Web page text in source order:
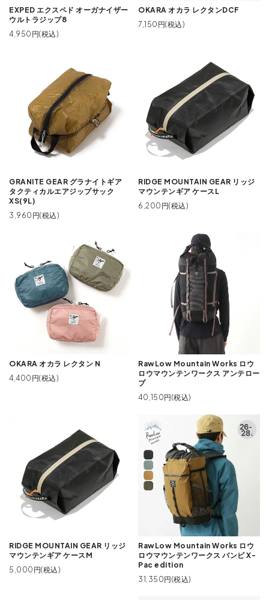
EXPED エクスペド オーガナイザー
ウルトラジップ8
4,950円(税込)
OKARA オカラ レクタンDCF
7,150円(税込)
GRANITE GEAR グラナイトギア
タクティカルエアジップサック
XS(9L)
3,960円(税込)
RIDGE MOUNTAIN GEAR リッジ
マウンテンギア ケースL
6,200円(税込)
OKARA オカラ レクタン N
4,400円(税込)
RawLow Mountain Works ロウ
ロウマウンテンワークス アンテロー
プ
40,150円(税込)
RIDGE MOUNTAIN GEAR リッジ
マウンテンギア ケースM
5,000円(税込)
RawLow Mountain Works ロウ
ロウマウンテンワークス バンビ X-
Pac edition
31,350円(税込)